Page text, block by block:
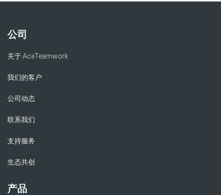
公司
关于 AceTeamwork
我们的客户
公司动态
联系我们
支持服务
生态共创
产品